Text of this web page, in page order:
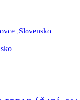
,Slovensko